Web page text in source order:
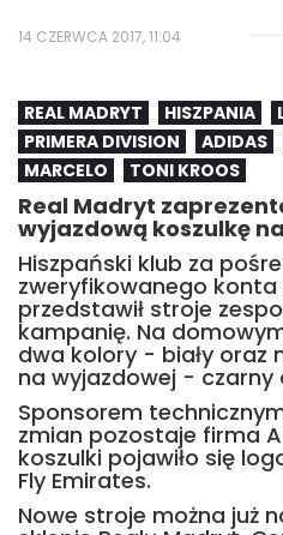
14 CZERWCA 2017, 11:04
REAL MADRYT HISZPANIA
PRIMERA DIVISION
ADIDAS
MARCELO
TONI KROOS
Real Madryt
wyjazdową koszulkę
Hiszpański klub za
zweryfikowanego
przedstawił stroje
kampanię. Na
dwa kolory - biały oraz
na wyjazdowej - czarny
Sponsorem
zmian pozostaje firma
koszulki pojawiło się
Fly Emirates.
Nowe stroje można już